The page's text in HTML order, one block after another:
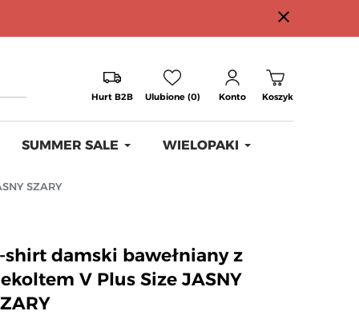
close
Hurt B2B Ulubione (0) Konto Koszyk
SUMMER SALE WIELOPAKI
SZARY
shirt damski bawełniany z
V Plus Size JASNY